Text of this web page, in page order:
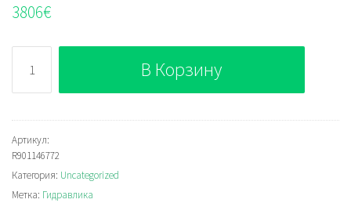
3806€
Bosch
Rexroth
4WRKE10W8-
100L-
3X/6EG24EK31/F1D3M
Распределитель
В Корзину
Артикул:
R901146772
Категория: Uncategorized
Метка: Гидравлика